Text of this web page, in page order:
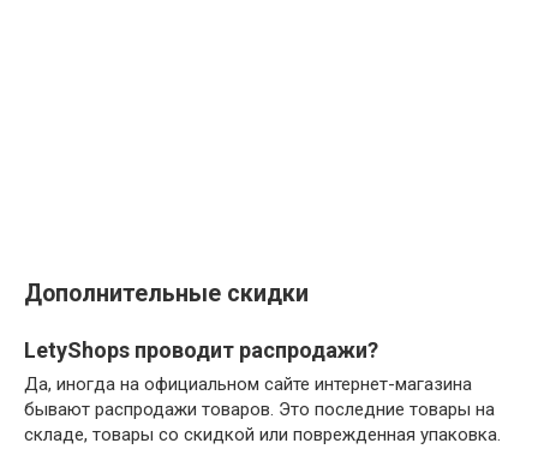
Дополнительные скидки
LetyShops проводит распродажи?
Да, иногда на официальном сайте интернет-магазина
бывают распродажи товаров. Это последние товары на
складе, товары со скидкой или поврежденная упаковка.